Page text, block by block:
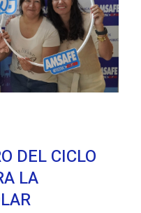
DEL CICLO
LA